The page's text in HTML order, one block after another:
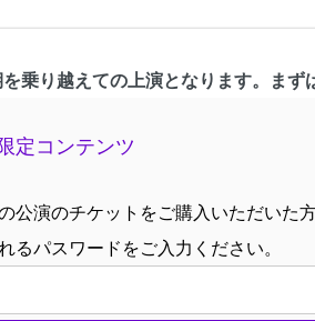
乗り越えての上演となります。まず
定コンテンツ
公演のチケットをご購入いただいた
るパスワードをご入力ください。